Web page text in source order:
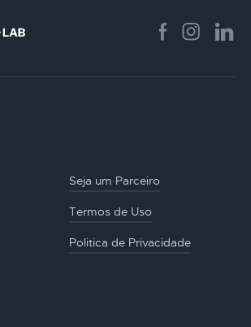
Seja um Parceiro
Termos de Uso
Politica de Privacidade